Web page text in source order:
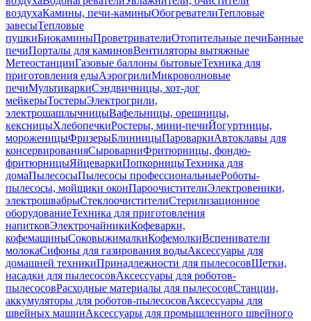
воздухаКамины, печи-каминыОбогревателиТепловые
завесыТепловые
пушкиБиокаминыПроветривателиОтопительные печиБанные
печиПорталы для каминовВентиляторы вытяжные
МетеостанцииГазовые баллоны бытовыеТехника для
приготовления едыАэрогрилиМикроволновые
печиМультиваркиСэндвичницы, хот-дог
мейкерыТостерыЭлектрогрили,
электрошашлычницыВафельницы, орешницы,
кексницыХлебопечкиРостеры, мини-печиЙогуртницы,
мороженицыФризерыБлинницыПароваркиАвтоклавы для
консервированияСыроварниФритюрницы, фондю-
фритюрницыЯйцеваркиПопкорницыТехника для
домаПылесосыПылесосы профессиональныеРоботы-
пылесосы, мойщики оконПароочистителиЭлектровеники,
электрошвабрыСтеклоочистителиСтерилизационное
оборудованиеТехника для приготовления
напитковЭлектрочайникиКофеварки,
кофемашиныСоковыжималкиКофемолкиВспениватели
молокаСифоны для газирования водыАксессуары для
домашней техникиПринадлежности для пылесосовЩетки,
насадки для пылесосовАксессуары для роботов-
пылесосовРасходные материалы для пылесосовСтанции,
аккумуляторы для роботов-пылесосовАксессуары для
швейных машинАксессуары для промышленного швейного